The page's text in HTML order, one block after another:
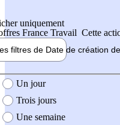
uniquement
France Travail Cette
filtres de Date de création
création de l'offre
Un jour
Trois jours
Une semaine